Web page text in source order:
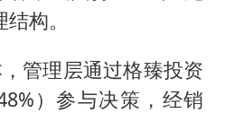
构。
管理层通过格臻投资
）参与决策，经销